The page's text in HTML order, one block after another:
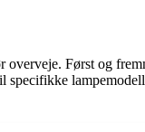
Først og